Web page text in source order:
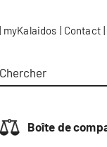
| myKalaidos | Contact |
Boîte de